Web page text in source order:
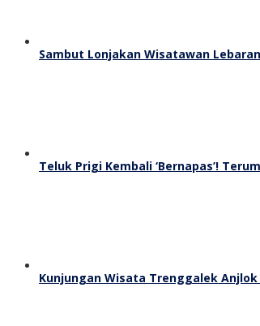
Sambut Lonjakan Wisatawan
Teluk Prigi Kembali ‘Bernapas’!
Kunjungan Wisata Trenggalek Anjlok